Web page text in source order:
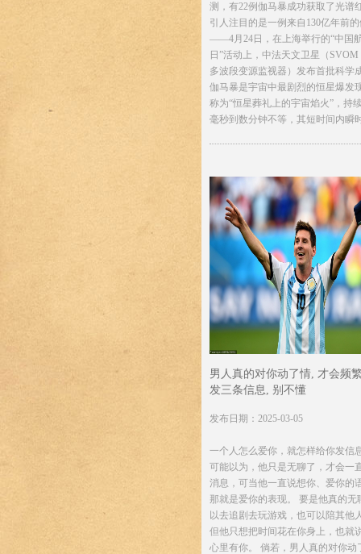
测，有22例伽马暴成功获取了光谱
引人注目的是一例来自130亿年前
——4月24日，在上海举行的“中国
日”活动上，中法天文卫星（
多波段变源监视器）发布首批科学
伽马暴是宇宙中最剧烈的恒星爆发
称为“恒星葬礼上的宇宙焰火”，持
毫秒到数分钟不等，其短时间内瞬
男人真的对你动了情, 才会频
发三条信息, 别不懂
发布日期：2025-03-05
一个人怎么爱你，就怎样给你发信
可能以为，他只是无聊了，才会一
消息，可当他一直说想你、爱你的
那就是爱你的表现。 要是他真的无
以去追剧去玩游戏，也可以陪其他
但他只想把时间花在你身上，也就
心里有你。 倘若，男人真的对你动